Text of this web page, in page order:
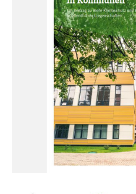
PUBLIKATION
Energiemanagement
Contracting in
Der Leitfaden begleitet
Einführung von